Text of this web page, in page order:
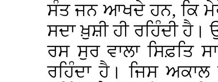
ਸੰਤ ਜਨ ਆਖਦੇ ਹਨ, ਕਿ
ਸਦਾ ਖ਼ੁਸ਼ੀ ਹੀ ਰਹਿੰਦੀ
ਰਸ ਸੁਰ ਵਾਲਾ ਸਿਫ਼ਤਿ
ਰਹਿੰਦਾ ਹੈ। ਜਿਸ ਅਕਾਲ